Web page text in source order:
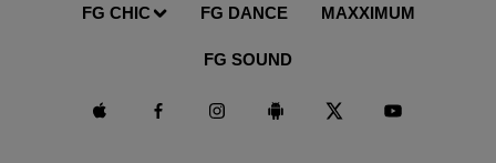
FG CHIC FG DANCE MAXXIMUM
FG SOUND